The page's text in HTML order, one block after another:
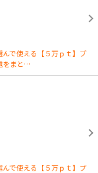
で使える【５万ｐｔ】プ
をまと…
で使える【５万ｐｔ】プ